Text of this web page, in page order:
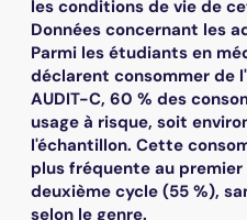
les conditions de vie de
Données concernant les
Parmi les étudiants en
déclarent consommer de
AUDIT-C, 60 % des
usage à risque, soit
l'échantillon. Cette
plus fréquente au
deuxième cycle (55 %),
selon le genre.